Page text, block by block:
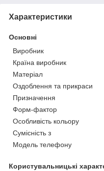
Характеристики
Основні
Виробник
Країна виробник
Матеріал
Оздоблення та прикраси
Призначення
Форм-фактор
Особливість кольору
Сумісність з
Модель телефону
Користувальницькі